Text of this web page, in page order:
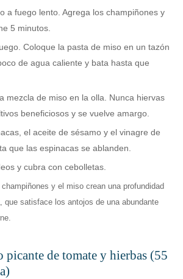
a fuego lento. Agrega los champiñones y
5 minutos.
Coloque la pasta de miso en un tazón
de agua caliente y bata hasta que
mezcla de miso en la olla. Nunca hiervas
beneficiosos y se vuelve amargo.
el aceite de sésamo y el vinagre de
que las espinacas se ablanden.
y cubra con cebolletas.
y el miso crean una profundidad
que satisface los antojos de una abundante
picante de tomate y hierbas (55